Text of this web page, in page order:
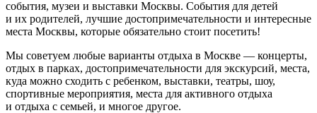
события, музеи и выставки Москвы. События для детей
и их родителей, лучшие достопримечательности и интересные
места Москвы, которые обязательно стоит посетить!
Мы советуем любые варианты отдыха в Москве — концерты,
отдых в парках, достопримечательности для экскурсий, места,
куда можно сходить с ребенком, выставки, театры, шоу,
спортивные мероприятия, места для активного отдыха
и отдыха с семьей, и многое другое.